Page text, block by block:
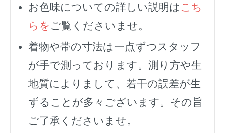
お色味についての詳しい説明は こち
らを ご覧くださいませ。
着物や帯の寸法は一点ずつスタッフ
が手で測っております。測り方や生
地質によりまして、若干の誤差が生
ずることが多々ございます。その旨
ご了承くださいませ。